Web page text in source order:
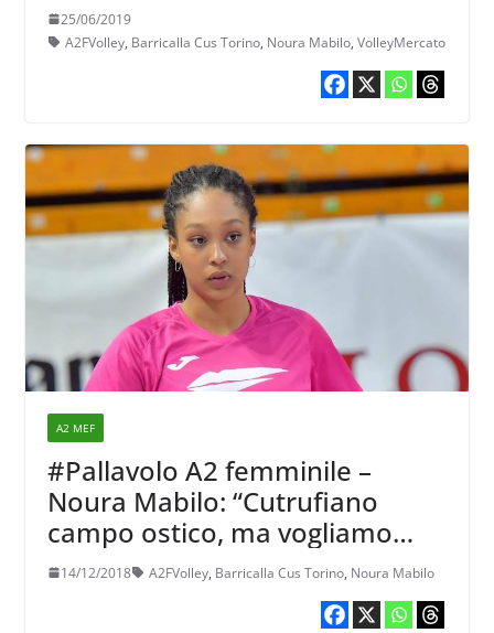
25/06/2019
A2FVolley, Barricalla Cus Torino, Noura Mabilo, VolleyMercato
A2 MEF
#Pallavolo A2 femminile –
Noura Mabilo: “Cutrufiano
campo ostico, ma vogliamo
punti in trasferta”
14/12/2018 A2FVolley, Barricalla Cus Torino, Noura Mabilo